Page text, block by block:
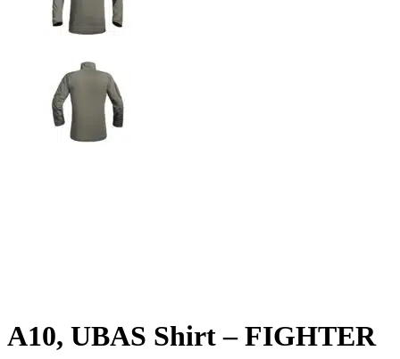
A10, UBAS Shirt – FIGHTER